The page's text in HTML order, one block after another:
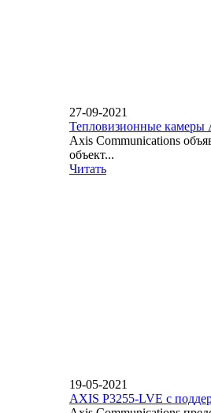
27-09-2021
Тепловизионные камеры
Axis Communications
объект...
Читать
19-05-2021
AXIS P3255-LVE с